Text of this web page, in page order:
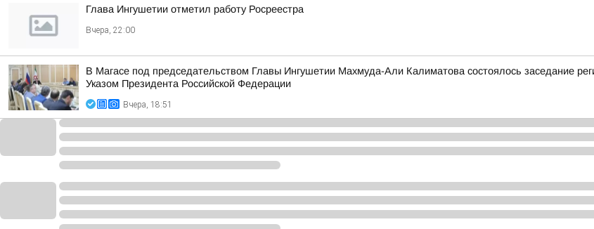
Глава Ингушетии отметил работу Росреестра
Вчера, 22:00
В Магасе под председательством Главы Ингушетии Махмуда-Али Калиматова состоялось заседание
Указом Президента Российской Федерации
Вчера, 18:51